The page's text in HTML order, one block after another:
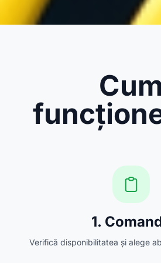
Cum
1.
Verifică disponibilitatea și alege